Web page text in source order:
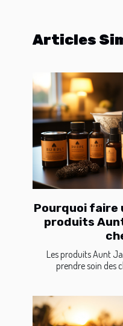
Articles
Pourquoi faire
produits
Les produits Aunt
prendre soin des